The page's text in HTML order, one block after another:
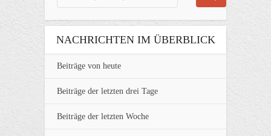
NACHRICHTEN IM ÜBERBLICK
Beiträge von heute
Beiträge der letzten drei Tage
Beiträge der letzten Woche